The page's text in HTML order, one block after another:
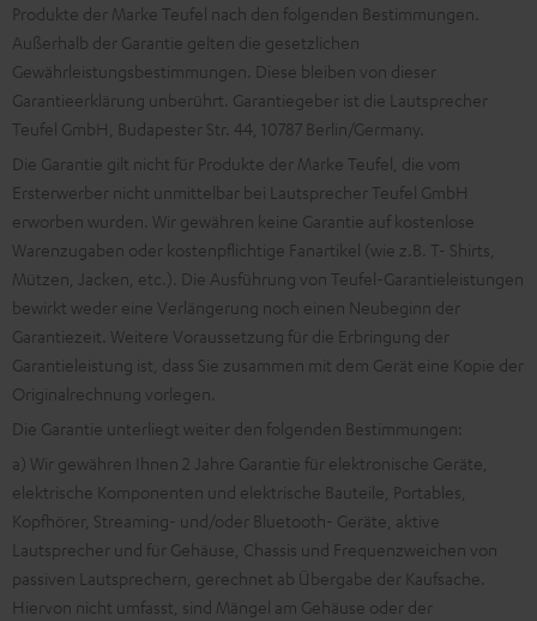
Produkte der Marke Teufel nach den folgenden Bestimmungen.
Außerhalb der Garantie gelten die gesetzlichen
Gewährleistungsbestimmungen. Diese bleiben von dieser
Garantieerklärung unberührt. Garantiegeber ist die Lautsprecher
Teufel GmbH, Budapester Str. 44, 10787 Berlin/Germany.
Die Garantie gilt nicht für Produkte der Marke Teufel, die vom
Ersterwerber nicht unmittelbar bei Lautsprecher Teufel GmbH
erworben wurden. Wir gewähren keine Garantie auf kostenlose
Warenzugaben oder kostenpflichtige Fanartikel (wie z.B. T- Shirts,
Mützen, Jacken, etc.). Die Ausführung von Teufel-Garantieleistungen
bewirkt weder eine Verlängerung noch einen Neubeginn der
Garantiezeit. Weitere Voraussetzung für die Erbringung der
Garantieleistung ist, dass Sie zusammen mit dem Gerät eine Kopie der
Originalrechnung vorlegen.
Die Garantie unterliegt weiter den folgenden Bestimmungen:
a) Wir gewähren Ihnen 2 Jahre Garantie für elektronische Geräte,
elektrische Komponenten und elektrische Bauteile, Portables,
Kopfhörer, Streaming- und/oder Bluetooth- Geräte, aktive
Lautsprecher und für Gehäuse, Chassis und Frequenzweichen von
passiven Lautsprechern, gerechnet ab Übergabe der Kaufsache.
Hiervon nicht umfasst, sind Mängel am Gehäuse oder der